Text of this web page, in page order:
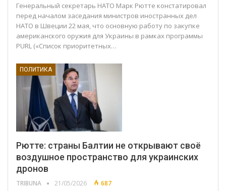
Генеральный секретарь НАТО Марк Рютте констатировал
перед началом заседания министров иностранных дел
НАТО в Швеции 22 мая, что основную работу по закупке
американского оружия для Украины в рамках программы
PURL («Список приоритетных…
ПОЛИТИКА
Рютте: страны Балтии не открывают своё
воздушное пространство для украинских
дронов
TRIBUNA 21/05/2026 687